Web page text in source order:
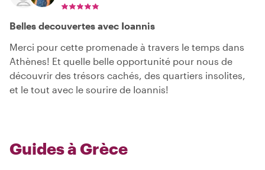
Belles decouvertes avec Ioannis
Merci pour cette promenade à travers le temps dans
Athènes! Et quelle belle opportunité pour nous de
découvrir des trésors cachés, des quartiers insolites,
et le tout avec le sourire de Ioannis!
Guides à Grèce